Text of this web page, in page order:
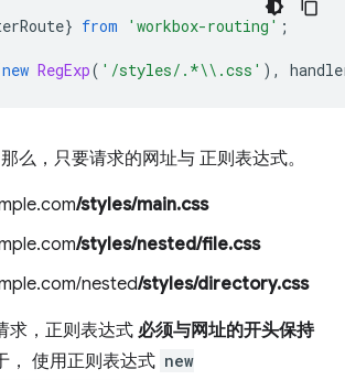
} from 'workbox-routing' ;
new RegExp( '/styles/.*\\.css' ),
那么，只要请求的网址与 正则表达式。
/styles/main.css
/styles/nested/file.css
nested/styles/directory.css
求，正则表达式 必须与网址的开头保持
， 使用正则表达式 new